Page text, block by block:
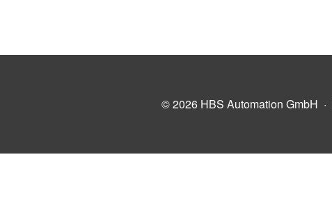
© 2026 HBS Automation GmbH ·